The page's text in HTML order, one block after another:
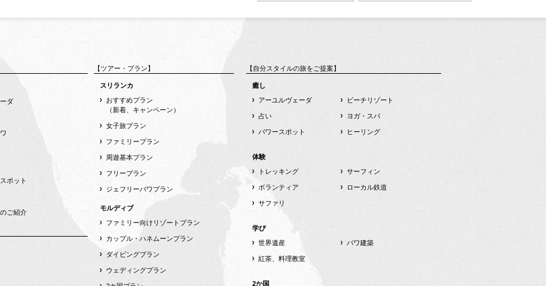
ダ
ポット
ご紹介
【ツアー・プラン】
スリランカ
おすすめプラン
（新着、キャンペーン）
女子旅プラン
ファミリープラン
周遊基本プラン
フリープラン
ジェフリーバワプラン
モルディブ
ファミリー向けリゾートプラン
カップル・ハネムーンプラン
ダイビングプラン
ウェディングプラン
【自分スタイルの旅をご提案】
癒し
アーユルヴェーダ
占い
パワースポット
ビーチリゾート
ヨガ・スパ
ヒーリング
体験
トレッキング
ボランティア
サファリ
サーフィン
ローカル鉄道
学び
世界遺産
バワ建築
紅茶、料理教室
2か国